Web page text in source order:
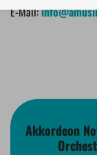
E-Mail:
Akkordeon